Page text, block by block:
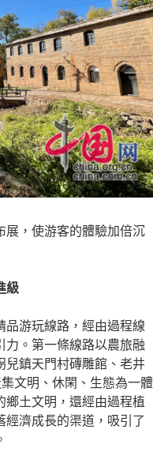
展，使游客的體驗加倍沉
級
游玩線路，經由過程線
。第一條線路以農旅融
鎮天門村磚雕館、老井
文明、休閑、生態為一體
土文明，還經由過程植
濟成長的渠道，吸引了